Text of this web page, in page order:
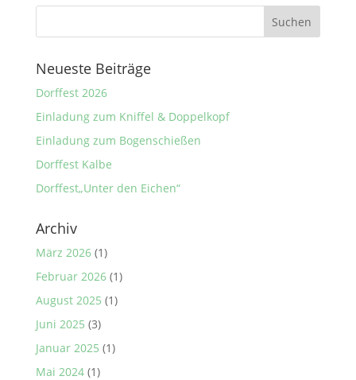
Neueste Beiträge
Dorffest 2026
Einladung zum Kniffel & Doppelkopf
Einladung zum Bogenschießen
Dorffest Kalbe
Dorffest„Unter den Eichen“
Archiv
März 2026(1)
Februar 2026(1)
August 2025 (1)
Juni 2025 (3)
Januar 2025 (1)
Mai 2024(1)